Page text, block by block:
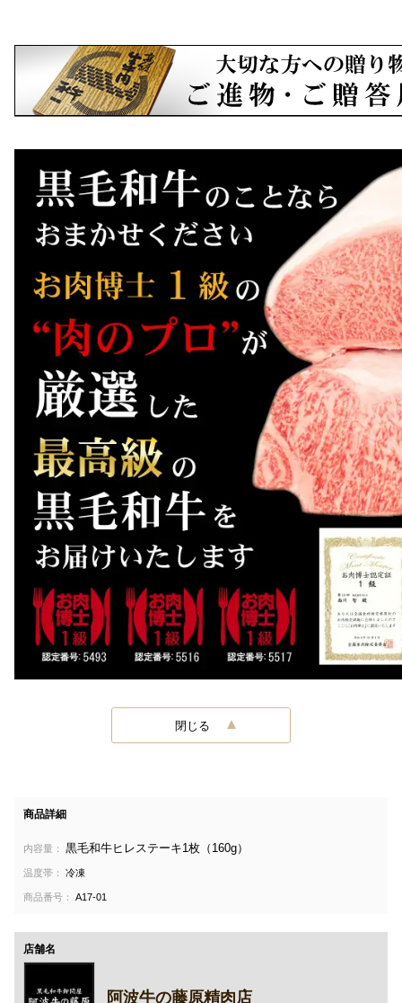
閉じる
商品詳細
内容量： 黒毛和牛ヒレステーキ1枚（160g）
温度帯： 冷凍
商品番号： A17-01
店舗名
阿波牛の藤原精肉店